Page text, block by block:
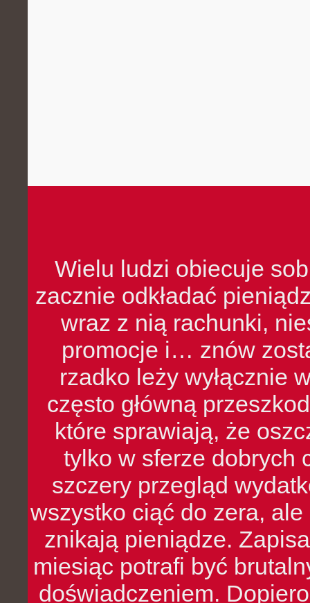
Wielu ludzi obiecuje
zacznie odkładać
wraz z nią rachunki,
promocje i… znów
rzadko leży wyłącznie
często główną
które sprawiają, że
tylko w sferze dobrych
szczery przegląd
wszystko ciąć do zera,
znikają pieniądze.
miesiąc potrafi być
doświadczeniem.